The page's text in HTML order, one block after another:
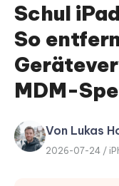
ReiBoot
for iOS
PDNob
Editor
Schul
So
MDM-
Von Lukas
2026-07-24 /